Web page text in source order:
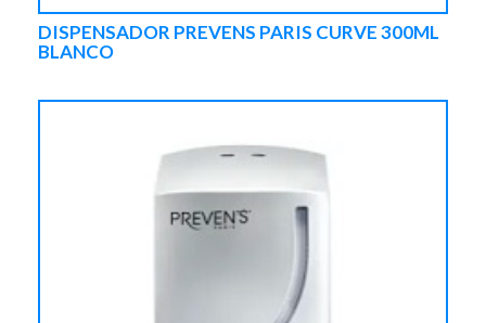
DISPENSADOR PREVENS PARIS CURVE 300ML
BLANCO